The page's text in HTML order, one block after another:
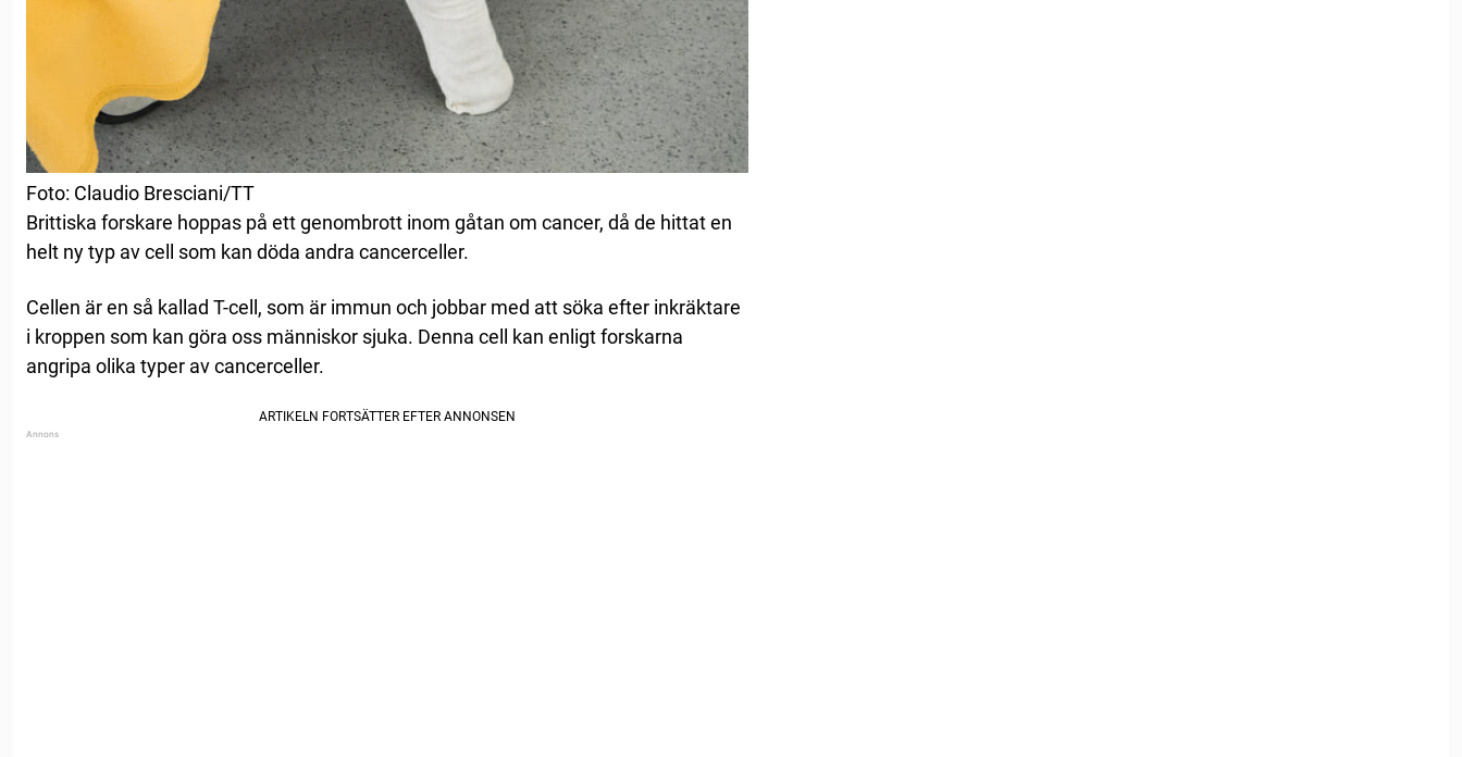
Foto: Claudio Bresciani/TT
Brittiska forskare hoppas på ett genombrott inom gåtan om cancer, då de hittat en
helt ny typ av cell som kan döda andra cancerceller.
Cellen är en så kallad T-cell, som är immun och jobbar med att söka efter inkräktare
i kroppen som kan göra oss människor sjuka. Denna cell kan enligt forskarna
angripa olika typer av cancerceller.